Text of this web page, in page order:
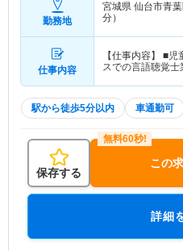
勤務地
宮城県 仙台市青
分）
仕事内容
【仕事内容】 ■
スでの言語聴覚
駅から徒歩5分以内 車通勤可
保存する
この
詳細